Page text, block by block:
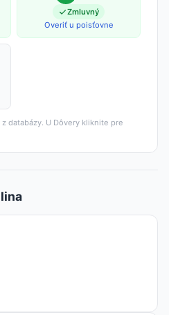
Zmluvný
Overiť u poisťovne
databázy. U Dôvery kliknite pre